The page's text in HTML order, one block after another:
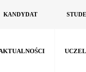
KANDYDAT